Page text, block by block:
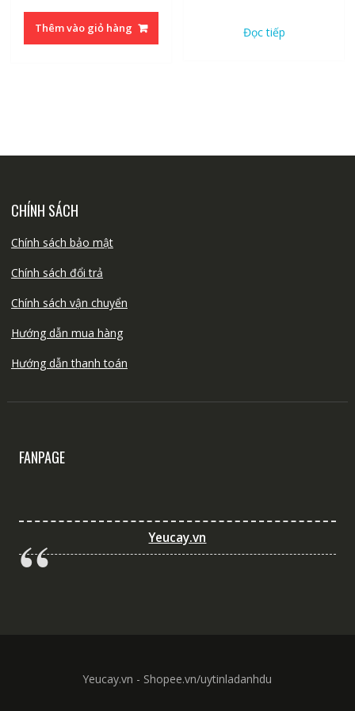
là:
30.000₫.
tại
là:
Thêm vào giỏ hàng
10.000₫.
Đọc tiếp
CHÍNH SÁCH
Chính sách bảo mật
Chính sách đổi trả
Chính sách vận chuyển
Hướng dẫn mua hàng
Hướng dẫn thanh toán
FANPAGE
Yeucay.vn
Yeucay.vn - Shopee.vn/uytinladanhdu